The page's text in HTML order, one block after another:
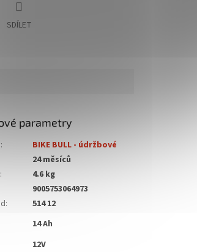
SDÍLET
parametry
:
BIKE BULL - údržbové
24 měsíců
:
4.6 kg
9005753064973
:
514 12
14 Ah
12V